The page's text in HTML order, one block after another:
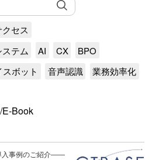
セス
テム
AI CX
BPO
スボット 音声認識 業務効率化
Book
入事例のご紹介――